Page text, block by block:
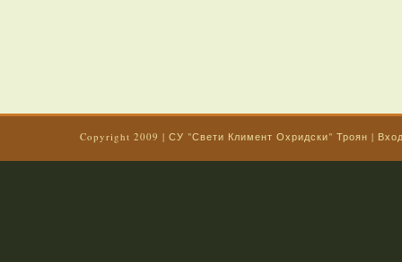
Copyright 2009 | СУ "Свети Климент Охридски" Троян |